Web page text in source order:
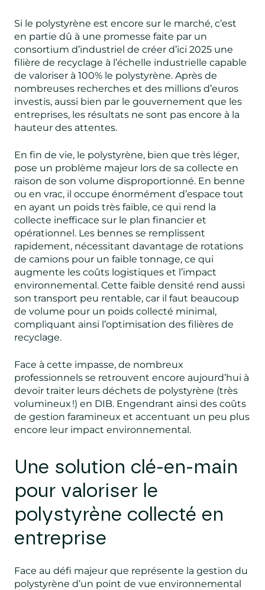
Si le polystyrène est encore sur le marché, c’est
en partie dû à une promesse faite par un
consortium d’industriel de créer d’ici 2025 une
filière de recyclage à l’échelle industrielle capable
de valoriser à 100% le polystyrène. Après de
nombreuses recherches et des millions d’euros
investis, aussi bien par le gouvernement que les
entreprises, les résultats ne sont pas encore à la
hauteur des attentes.
En fin de vie, le polystyrène, bien que très léger,
pose un problème majeur lors de sa collecte en
raison de son volume disproportionné. En benne
ou en vrac, il occupe énormément d’espace tout
en ayant un poids très faible, ce qui rend la
collecte inefficace sur le plan financier et
opérationnel. Les bennes se remplissent
rapidement, nécessitant davantage de rotations
de camions pour un faible tonnage, ce qui
augmente les coûts logistiques et l’impact
environnemental. Cette faible densité rend aussi
son transport peu rentable, car il faut beaucoup
de volume pour un poids collecté minimal,
compliquant ainsi l’optimisation des filières de
recyclage.
Face à cette impasse, de nombreux
professionnels se retrouvent encore aujourd’hui à
devoir traiter leurs déchets de polystyrène (très
volumineux !) en DIB. Engendrant ainsi des coûts
de gestion faramineux et accentuant un peu plus
encore leur impact environnemental.
Une solution clé-en-main
pour valoriser le
polystyrène collecté en
entreprise
Face au défi majeur que représente la gestion du
polystyrène d’un point de vue environnemental